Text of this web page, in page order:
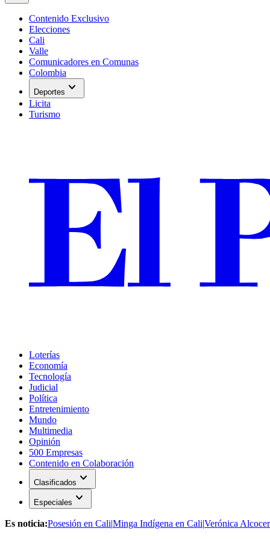
Contenido Exclusivo
Elecciones
Cali
Valle
Comunicadores en Comunas
Colombia
Deportes expand_more
Licita
Turismo
Loterías
Economía
Tecnología
Judicial
Política
Entretenimiento
Mundo
Multimedia
Opinión
500 Empresas
Contenido en Colaboración
Clasificados expand_more
Especiales expand_more
Es noticia:Posesión en Cali|Minga Indígena en Cali|Verónica Alcocer